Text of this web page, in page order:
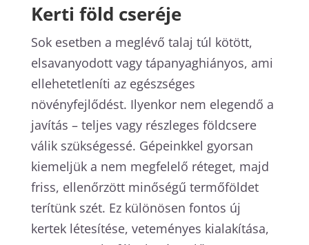
Kerti föld cseréje
Sok esetben a meglévő talaj túl kötött,
elsavanyodott vagy tápanyaghiányos, ami
ellehetetleníti az egészséges
növényfejlődést. Ilyenkor nem elegendő a
javítás – teljes vagy részleges földcsere
válik szükségessé. Gépeinkkel gyorsan
kiemeljük a nem megfelelő réteget, majd
friss, ellenőrzött minőségű termőföldet
terítünk szét. Ez különösen fontos új
kertek létesítése, veteményes kialakítása,